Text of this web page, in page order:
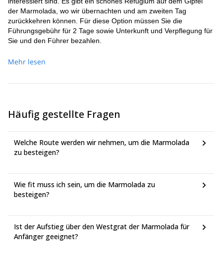
der Marmolada, wo wir übernachten und am zweiten Tag
zurückkehren können. Für diese Option müssen Sie die
Führungsgebühr für 2 Tage sowie Unterkunft und Verpflegung für
Sie und den Führer bezahlen.
Mehr lesen
Häufig gestellte Fragen
Welche Route werden wir nehmen, um die Marmolada
zu besteigen?
Wie fit muss ich sein, um die Marmolada zu
besteigen?
Ist der Aufstieg über den Westgrat der Marmolada für
Anfänger geeignet?